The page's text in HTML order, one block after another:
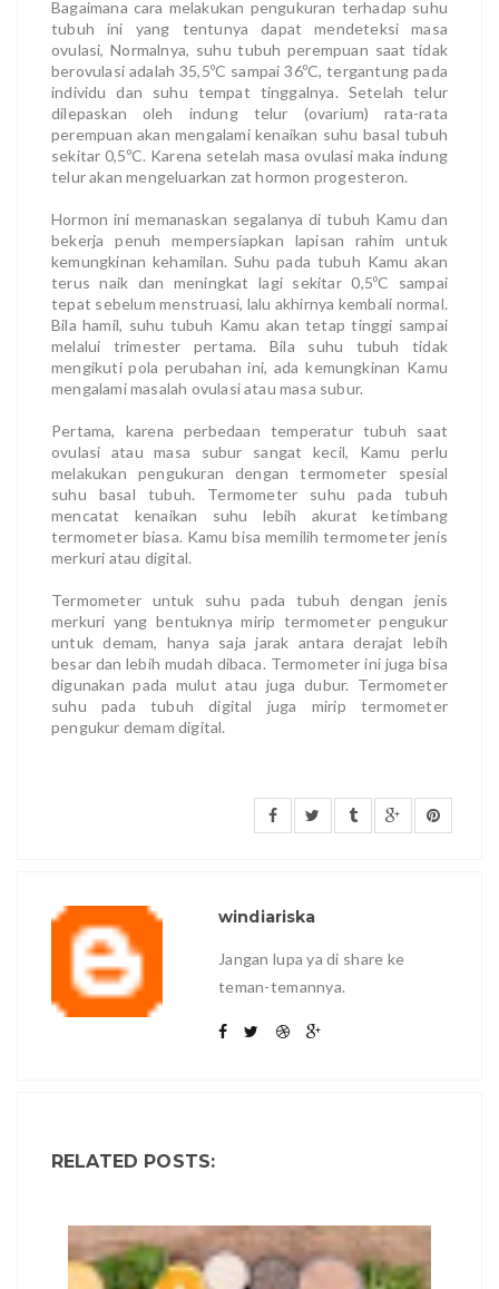
Bagaimana cara melakukan pengukuran terhadap suhu
tubuh ini yang tentunya dapat mendeteksi masa
ovulasi, Normalnya, suhu tubuh perempuan saat tidak
berovulasi adalah 35,5ºC sampai 36ºC, tergantung pada
individu dan suhu tempat tinggalnya. Setelah telur
dilepaskan oleh indung telur (ovarium) rata-rata
perempuan akan mengalami kenaikan suhu basal tubuh
sekitar 0,5ºC. Karena setelah masa ovulasi maka indung
telur akan mengeluarkan zat hormon progesteron.
Hormon ini memanaskan segalanya di tubuh Kamu dan
bekerja penuh mempersiapkan lapisan rahim untuk
kemungkinan kehamilan. Suhu pada tubuh Kamu akan
terus naik dan meningkat lagi sekitar 0,5ºC sampai
tepat sebelum menstruasi, lalu akhirnya kembali normal.
Bila hamil, suhu tubuh Kamu akan tetap tinggi sampai
melalui trimester pertama. Bila suhu tubuh tidak
mengikuti pola perubahan ini, ada kemungkinan Kamu
mengalami masalah ovulasi atau masa subur.
Pertama, karena perbedaan temperatur tubuh saat
ovulasi atau masa subur sangat kecil, Kamu perlu
melakukan pengukuran dengan termometer spesial
suhu basal tubuh. Termometer suhu pada tubuh
mencatat kenaikan suhu lebih akurat ketimbang
termometer biasa. Kamu bisa memilih termometer jenis
merkuri atau digital.
Termometer untuk suhu pada tubuh dengan jenis
merkuri yang bentuknya mirip termometer pengukur
untuk demam, hanya saja jarak antara derajat lebih
besar dan lebih mudah dibaca. Termometer ini juga bisa
digunakan pada mulut atau juga dubur. Termometer
suhu pada tubuh digital juga mirip termometer
pengukur demam digital.
windiariska
Jangan lupa ya di share ke
teman-temannya.
RELATED POSTS: